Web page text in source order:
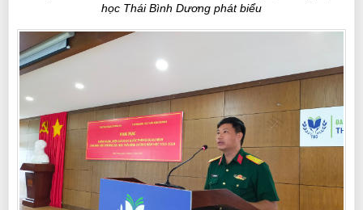
học Thái Bình Dương phát biểu